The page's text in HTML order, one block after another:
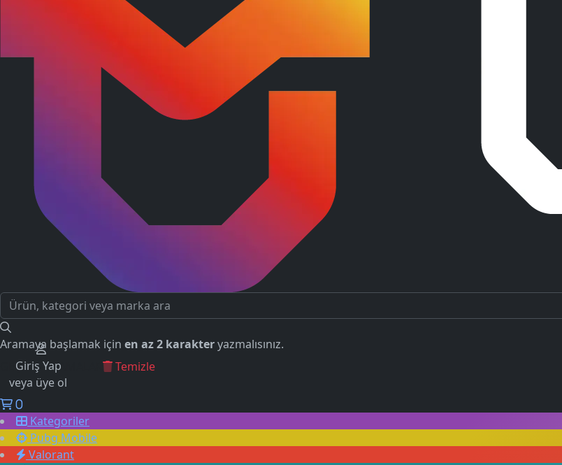
Aramaya başlamak için en az 2 karakteryazmalısınız.
GEÇMİŞ ARAMALAR
Temizle
Giriş Yap
veya üye ol
0
Kategoriler
Pubg Mobile
Valorant